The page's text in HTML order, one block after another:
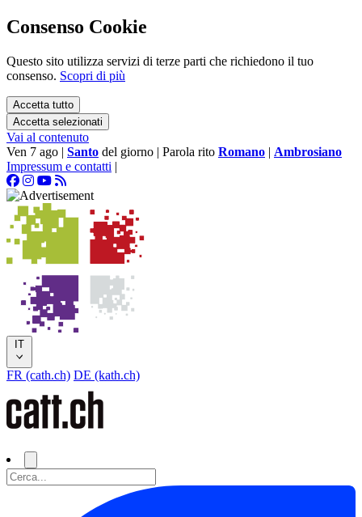
Consenso Cookie
Questo sito utilizza servizi di terze parti che richiedono il tuo
consenso. Scopri di più
Accetta tutto
Accetta selezionati
Vai al contenuto
Ven 7 ago | Santo del giorno | Parola rito Romano | Ambrosiano
Impressum e contatti |
IT
FR (cath.ch) DE (kath.ch)